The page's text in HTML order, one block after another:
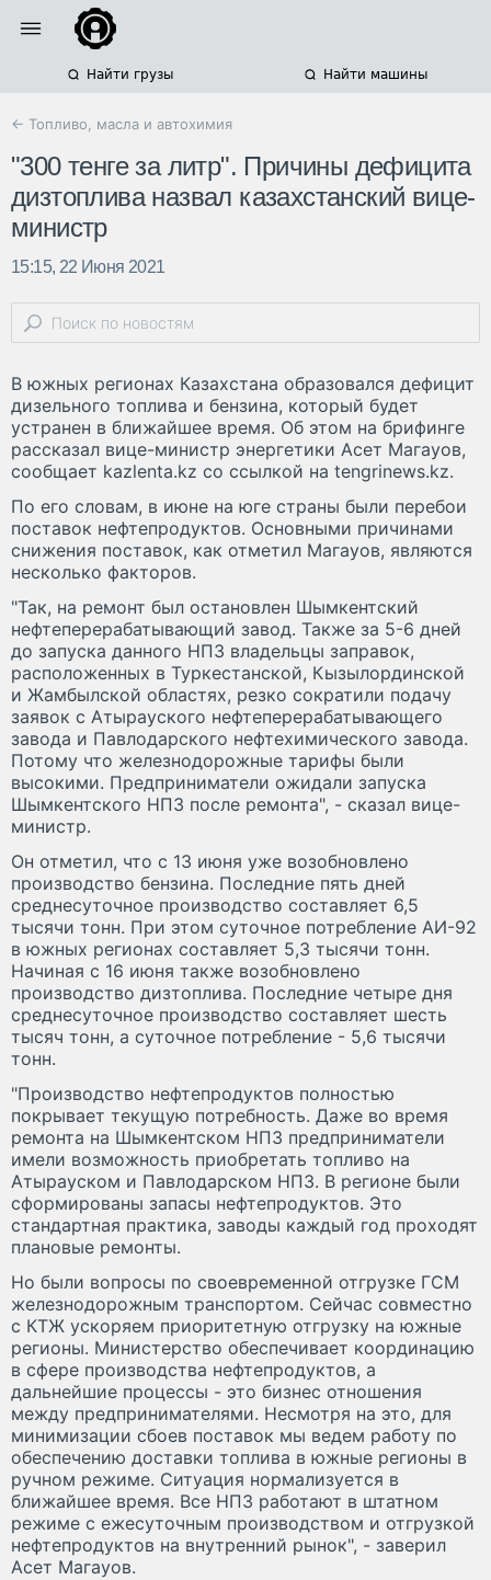
Найти грузы Найти машины
← Топливо, масла и автохимия
"300 тенге за литр". Причины дефицита
дизтоплива назвал казахстанский вице-
министр
15:15, 22 Июня 2021
В южных регионах Казахстана образовался дефицит
дизельного топлива и бензина, который будет
устранен в ближайшее время. Об этом на брифинге
рассказал вице-министр энергетики Асет Магауов,
сообщает kazlenta.kz со ссылкой на tengrinews.kz.
По его словам, в июне на юге страны были перебои
поставок нефтепродуктов. Основными причинами
снижения поставок, как отметил Магауов, являются
несколько факторов.
"Так, на ремонт был остановлен Шымкентский
нефтеперерабатывающий завод. Также за 5-6 дней
до запуска данного НПЗ владельцы заправок,
расположенных в Туркестанской, Кызылординской
и Жамбылской областях, резко сократили подачу
заявок с Атырауского нефтеперерабатывающего
завода и Павлодарского нефтехимического завода.
Потому что железнодорожные тарифы были
высокими. Предприниматели ожидали запуска
Шымкентского НПЗ после ремонта", - сказал вице-
министр.
Он отметил, что с 13 июня уже возобновлено
производство бензина. Последние пять дней
среднесуточное производство составляет 6,5
тысячи тонн. При этом суточное потребление АИ-92
в южных регионах составляет 5,3 тысячи тонн.
Начиная с 16 июня также возобновлено
производство дизтоплива. Последние четыре дня
среднесуточное производство составляет шесть
тысяч тонн, а суточное потребление - 5,6 тысячи
тонн.
"Производство нефтепродуктов полностью
покрывает текущую потребность. Даже во время
ремонта на Шымкентском НПЗ предприниматели
имели возможность приобретать топливо на
Атырауском и Павлодарском НПЗ. В регионе были
сформированы запасы нефтепродуктов. Это
стандартная практика, заводы каждый год проходят
плановые ремонты.
Но были вопросы по своевременной отгрузке ГСМ
железнодорожным транспортом. Сейчас совместно
с КТЖ ускоряем приоритетную отгрузку на южные
регионы. Министерство обеспечивает координацию
в сфере производства нефтепродуктов, а
дальнейшие процессы - это бизнес отношения
между предпринимателями. Несмотря на это, для
минимизации сбоев поставок мы ведем работу по
обеспечению доставки топлива в южные регионы в
ручном режиме. Ситуация нормализуется в
ближайшее время. Все НПЗ работают в штатном
режиме с ежесуточным производством и отгрузкой
нефтепродуктов на внутренний рынок", - заверил
Асет Магауов.